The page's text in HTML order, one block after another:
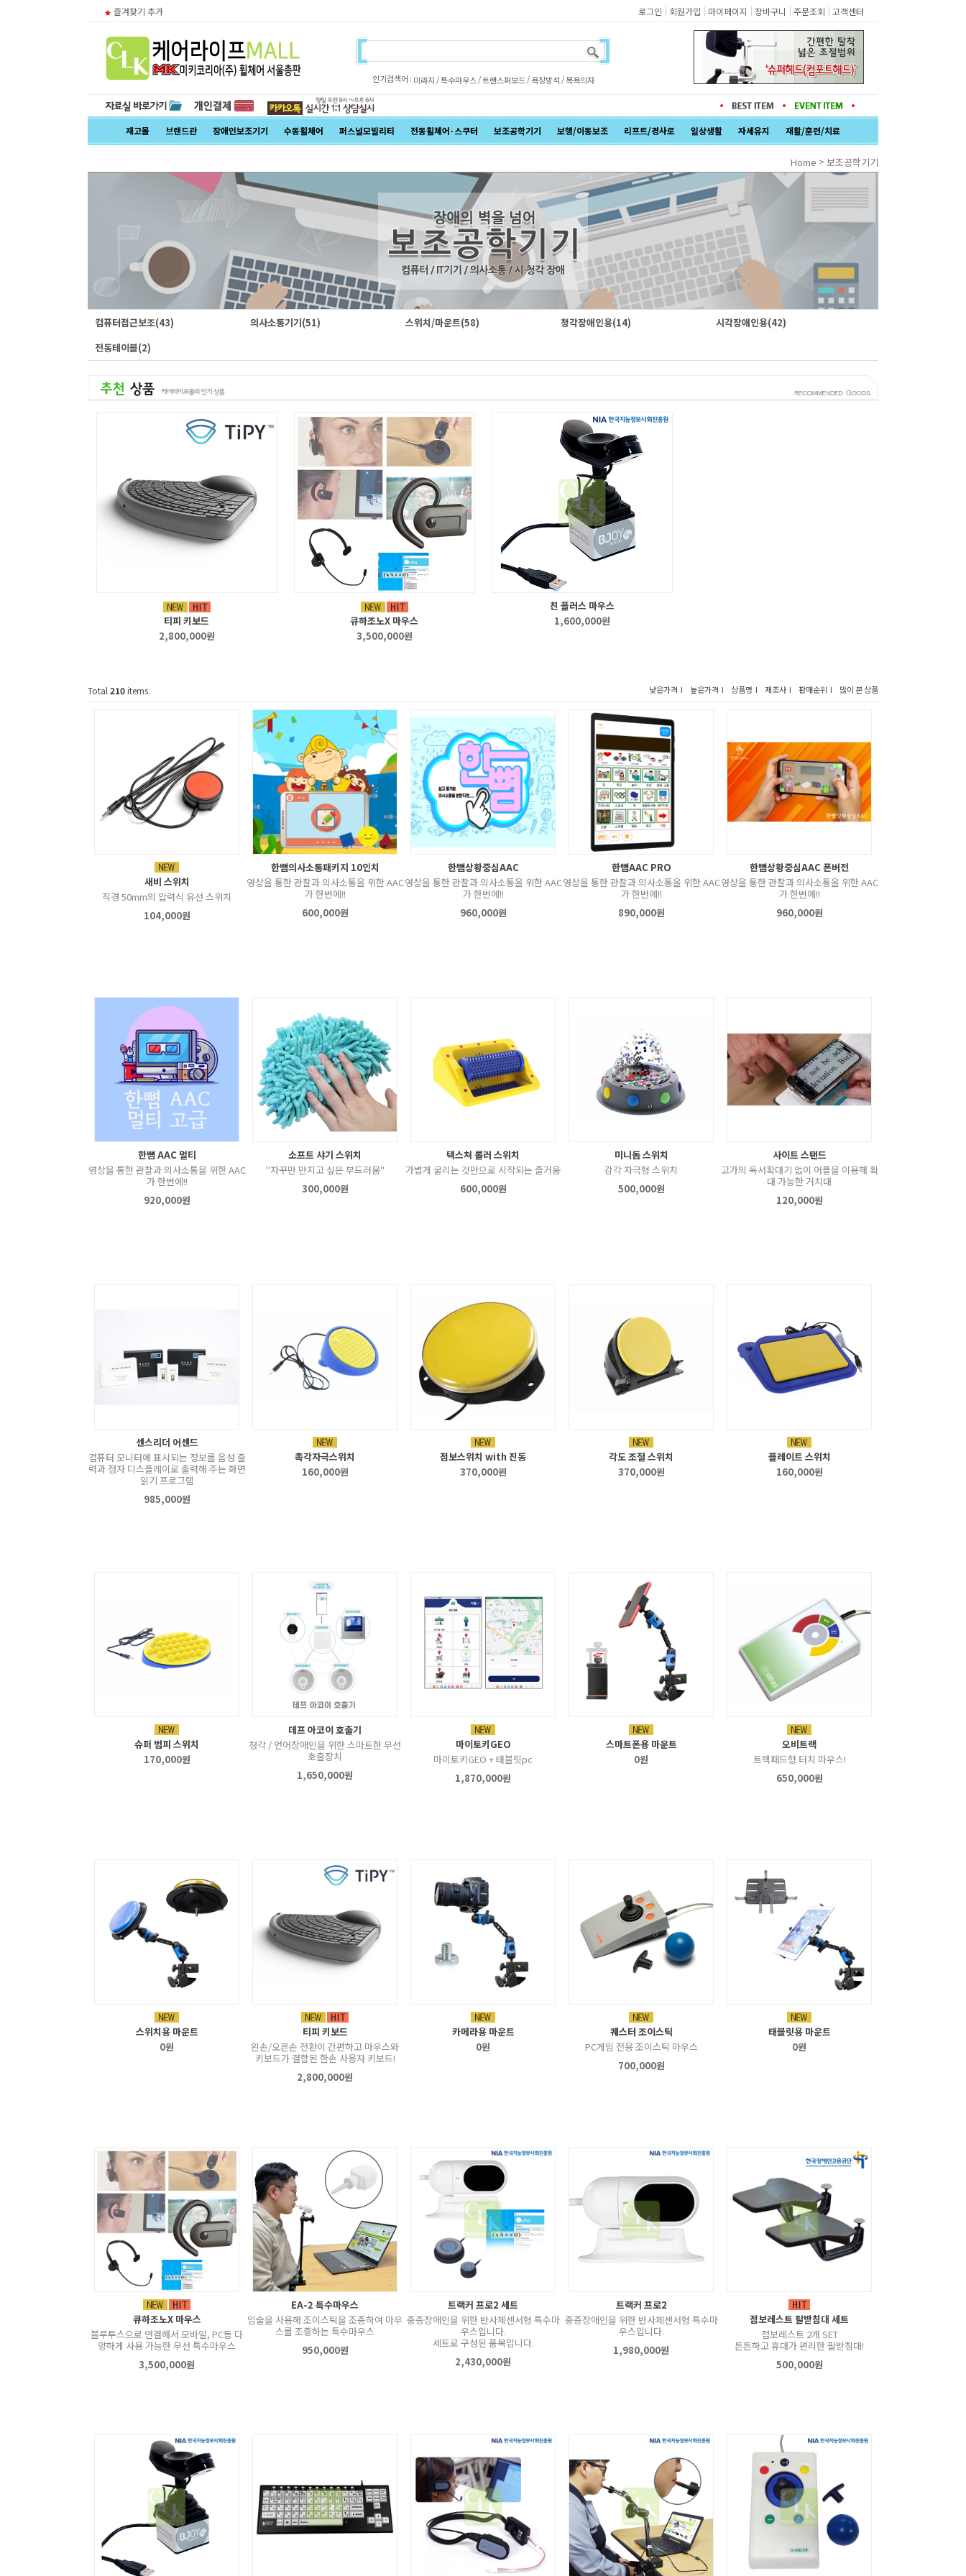
즐겨찾기 추가 로그인 | 회원가입 | 마이페이지 | 장바구니 | 주문조회 | 고객센터
인기검색어 : 미라지 /특수마우스/트랜스퍼보드 /욕창방석 /목욕의자
재고몰 브랜드관 장애인보조기기 수동휠체어 퍼스널모빌리티 전동휠체어·스쿠터 보조공학기기 보행/이동보조 리프트/경사로 일상생활 자세유지 재활/훈련/치료
Home > 보조공학기기
컴퓨터접근보조(43) 의사소통기기(51) 스위치/마운트(58) 청각장애인용(14) 시각장애인용(42)
전동테이블(2)
티피 키보드
2,800,000원
큐하조노X 마우스
3,500,000원
친 플러스 마우스
1,600,000원
Total210items. 낮은가격 I 높은가격 I 상품명 I 제조사 I 판매순위 I 많이 본 상품
새비 스위치
직경 50mm의 압력식 유선 스위치
104,000원
한뼘의사소통패키지 10인치
영상을 통한 관찰과 의사소통을 위한 AAC
가 한번에!!
600,000원
한뼘상황중심AAC
영상을 통한 관찰과 의사소통을 위한 AAC
가 한번에!!
960,000원
한뼘AAC PRO
영상을 통한 관찰과 의사소통을 위한 AAC
가 한번에!!
890,000원
한뼘상황중심AAC 폰버전
영상을 통한 관찰과 의사소통을 위한 AAC
가 한번에!!
960,000원
한뼘 AAC 멀티
영상을 통한 관찰과 의사소통을 위한 AAC
가 한번에!!
920,000원
소프트 샤기 스위치
"자꾸만 만지고 싶은 부드러움"
300,000원
텍스쳐 롤러 스위치
가볍게 굴리는 것만으로 시작되는 즐거움
600,000원
미니돔 스위치
감각 자극형 스위치
500,000원
사이트 스탠드
고가의 독서확대기 없이 어플을 이용해 확
대 가능한 거치대
120,000원
센스리더 어센드
컴퓨터 모니터에 표시되는 정보를 음성 출
력과 점자 디스플레이로 출력해 주는 화면
읽기 프로그램
985,000원
촉각자극스위치
160,000원
점보스위치 with 진동
370,000원
각도 조절 스위치
370,000원
플레이트 스위치
160,000원
슈퍼 범피 스위치
170,000원
데프 아코이 호출기
청각 / 언어장애인을 위한 스마트한 무선
호출장치
1,650,000원
마이토키GEO
마이토키GEO + 태블릿pc
1,870,000원
스마트폰용 마운트
0원
오비트랙
트랙패드형 터치 마우스!
650,000원
스위치용 마운트
0원
티피 키보드
왼손/오른손 전환이 간편하고 마우스와
키보드가 결합된 한손 사용자 키보드!
2,800,000원
카메라용 마운트
0원
퀘스터 조이스틱
PC게임 전용 조이스틱 마우스
700,000원
태블릿용 마운트
0원
큐하조노X 마우스
블루투스으로 연결해서 모바일, PC등 다
양하게 사용 가능한 무선 특수마우스
3,500,000원
EA-2 특수마우스
입술을 사용해 조이스틱을 조종하여 마우
스를 조종하는 특수마우스
950,000원
트랙커 프로2 세트
중증장애인을 위한 반사체센서형 특수마
우스입니다.
세트로 구성된 품목입니다.
2,430,000원
트랙커 프로2
중증장애인을 위한 반사체센서형 특수마
우스입니다.
1,980,000원
점보레스트 팔받침대 세트
점보레스트 2개 SET
튼튼하고 휴대가 편리한 팔받침대!
500,000원